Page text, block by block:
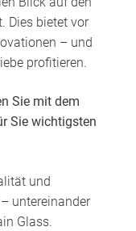
Dies bietet vor
– und
profitieren.
Sie mit dem
Sie wichtigsten
und
untereinander
Glass.